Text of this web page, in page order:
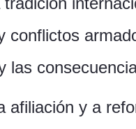
y a